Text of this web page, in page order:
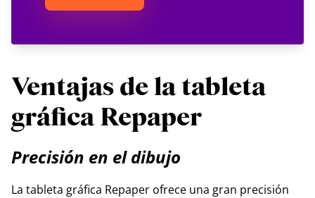
Ventajas de la tableta
gráfica Repaper
Precisión en el dibujo
La tableta gráfica Repaper ofrece una gran precisión